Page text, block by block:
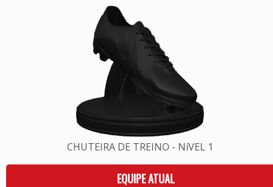
CHUTEIRA DE TREINO - NíVEL 1
EQUIPE ATUAL